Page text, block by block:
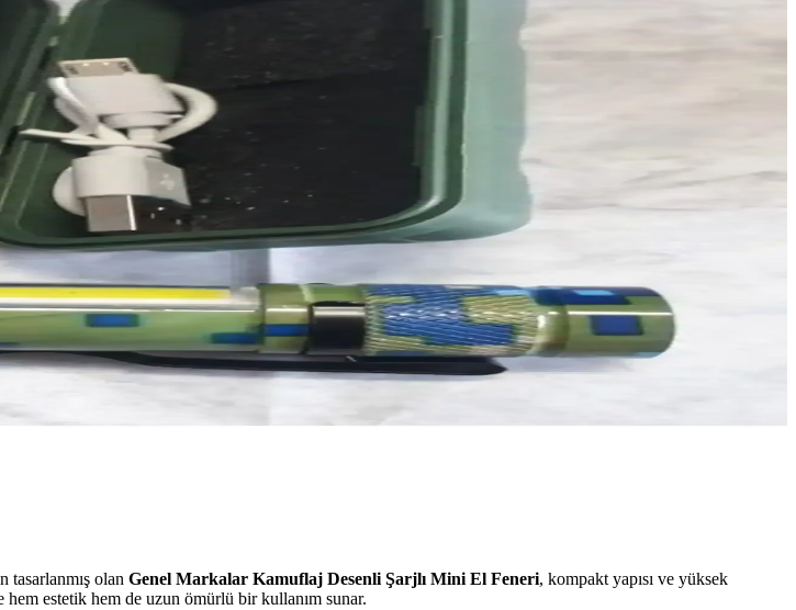
olan Genel Markalar Kamuflaj Desenli Şarjlı Mini El Feneri, kompakt yapısı ve yüksek
hem estetik hem de uzun ömürlü bir kullanım sunar.